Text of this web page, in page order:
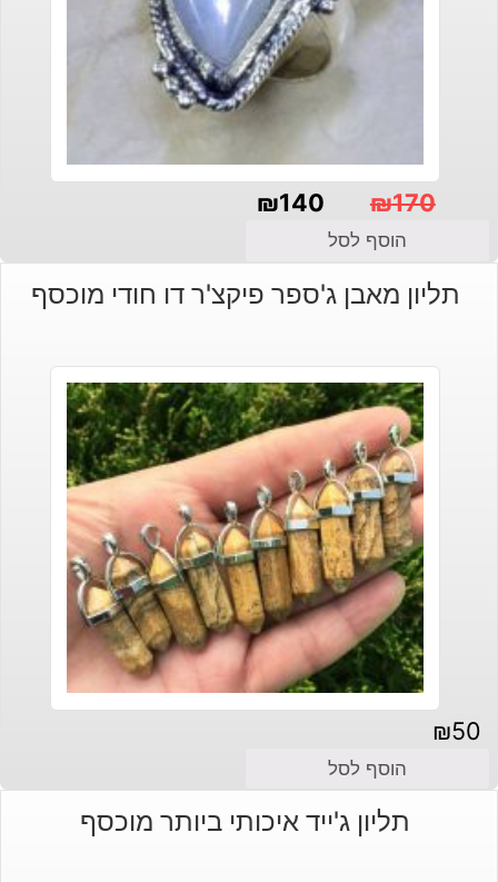
₪170
המקורי
היה:
₪140
הנוכחי
הוא:
הוסף לסל
תליון מאבן ג'ספר פיקצ'ר דו חודי מוכסף
₪50
הוסף לסל
תליון ג'ייד איכותי ביותר מוכסף